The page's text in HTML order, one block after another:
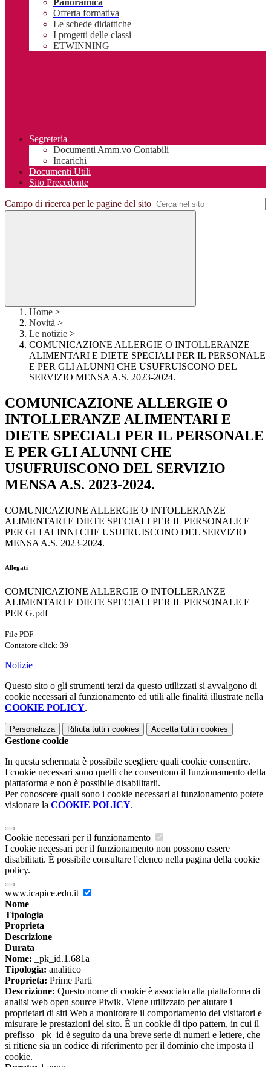
Panoramica
Offerta formativa
Le schede didattiche
I progetti delle classi
ETWINNING
Segreteria
Documenti Amm.vo Contabili
Incarichi
Documenti Utili
Sito Precedente
Campo di ricerca per le pagine del sito
Home >
Novità >
Le notizie >
COMUNICAZIONE ALLERGIE O INTOLLERANZE
ALIMENTARI E DIETE SPECIALI PER IL PERSONALE
E PER GLI ALUNNI CHE USUFRUISCONO DEL
SERVIZIO MENSA A.S. 2023-2024.
COMUNICAZIONE ALLERGIE O
INTOLLERANZE ALIMENTARI E
DIETE SPECIALI PER IL PERSONALE
E PER GLI ALUNNI CHE
USUFRUISCONO DEL SERVIZIO
MENSA A.S. 2023-2024.
COMUNICAZIONE ALLERGIE O INTOLLERANZE
ALIMENTARI E DIETE SPECIALI PER IL PERSONALE E
PER GLI ALINNI CHE USUFRUISCONO DEL SERVIZIO
MENSA A.S. 2023-2024.
Allegati
COMUNICAZIONE ALLERGIE O INTOLLERANZE
ALIMENTARI E DIETE SPECIALI PER IL PERSONALE E
PER G.pdf
File PDF
Contatore click: 39
Notizie
Questo sito o gli strumenti terzi da questo utilizzati si avvalgono di
cookie necessari al funzionamento ed utili alle finalità illustrate nella
COOKIE POLICY.
Personalizza Rifiuta tutti i cookies Accetta tutti i cookies
Gestione cookie
In questa schermata è possibile scegliere quali cookie consentire.
I cookie necessari sono quelli che consentono il funzionamento della
piattaforma e non è possibile disabilitarli.
Per conoscere quali sono i cookie necessari al funzionamento potete
visionare la COOKIE POLICY.
Cookie necessari per il funzionamento
I cookie necessari per il funzionamento non possono essere
disabilitati. È possibile consultare l'elenco nella pagina della cookie
policy.
www.icapice.edu.it
Nome
Tipologia
Proprieta
Descrizione
Durata
Nome: _pk_id.1.681a
Tipologia: analitico
Proprieta: Prime Parti
Descrizione: Questo nome di cookie è associato alla piattaforma di
analisi web open source Piwik. Viene utilizzato per aiutare i
proprietari di siti Web a monitorare il comportamento dei visitatori e
misurare le prestazioni del sito. È un cookie di tipo pattern, in cui il
prefisso _pk_id è seguito da una breve serie di numeri e lettere, che
si ritiene sia un codice di riferimento per il dominio che imposta il
cookie.